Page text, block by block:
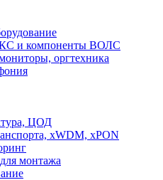
и компоненты ВОЛС
оргтехника
ЦОД
xWDM, xPON
монтажа